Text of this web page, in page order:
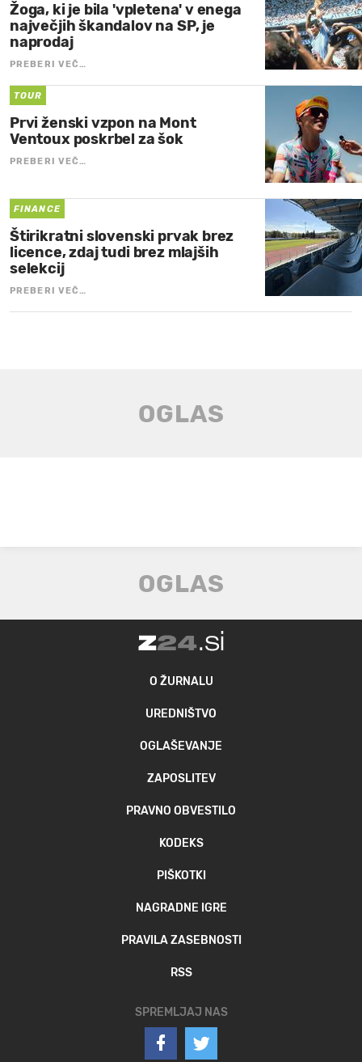
Žoga, ki je bila 'vpletena' v enega
največjih škandalov na SP, je
naprodaj
PREBERI VEČ…
TOUR
Prvi ženski vzpon na Mont
Ventoux poskrbel za šok
PREBERI VEČ…
FINANCE
Štirikratni slovenski prvak brez
licence, zdaj tudi brez mlajših
selekcij
PREBERI VEČ…
O ŽURNALU
UREDNIŠTVO
OGLAŠEVANJE
ZAPOSLITEV
PRAVNO OBVESTILO
KODEKS
PIŠKOTKI
NAGRADNE IGRE
PRAVILA ZASEBNOSTI
RSS
SPREMLJAJ NAS